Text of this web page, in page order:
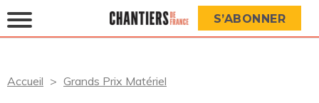
S’ABONNER
Accueil Grands Prix Matériel